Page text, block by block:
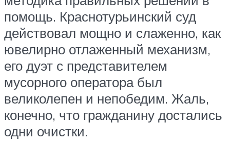
помощь. Краснотурьинский суд
действовал мощно и слаженно, как
ювелирно отлаженный механизм,
его дуэт с представителем
мусорного оператора был
великолепен и непобедим. Жаль,
конечно, что гражданину достались
одни очистки.